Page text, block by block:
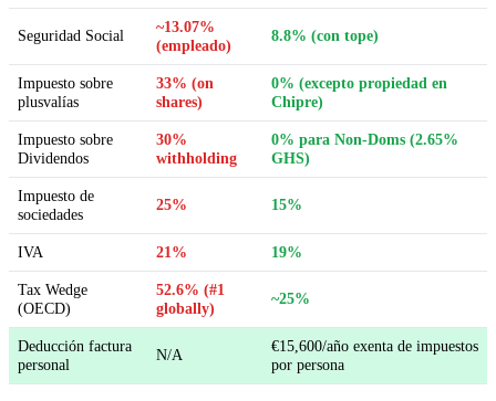
Seguridad Social
~13.07%
(empleado)
8.8% (con tope)
Impuesto sobre
plusvalías
33% (on
shares)
0% (excepto propiedad en
Chipre)
Impuesto sobre
Dividendos
30%
withholding
0% para Non-Doms (2.65%
GHS)
Impuesto de
sociedades
25% 15%
IVA 21% 19%
Tax Wedge
(OECD)
52.6% (#1
globally)
~25%
Deducción factura
personal
N/A
€15,600/año exenta de impuestos
por persona